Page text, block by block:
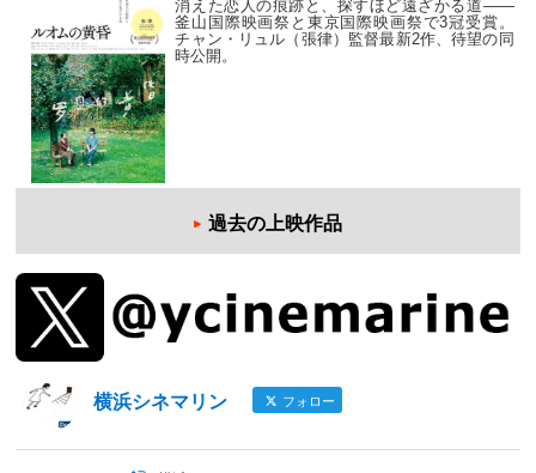
消えた恋人の痕跡と、探すほど遠ざかる道——
釜山国際映画祭と東京国際映画祭で3冠受賞。
チャン・リュル（張律）監督最新2作、待望の同
時公開。
過去の上映作品
横浜シネマリン フォロー